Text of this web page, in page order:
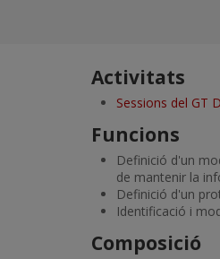
Activitats
Sessions del GT
Funcions
Definició d'un
de mantenir la
Definició d'un
Identificació i
Composició